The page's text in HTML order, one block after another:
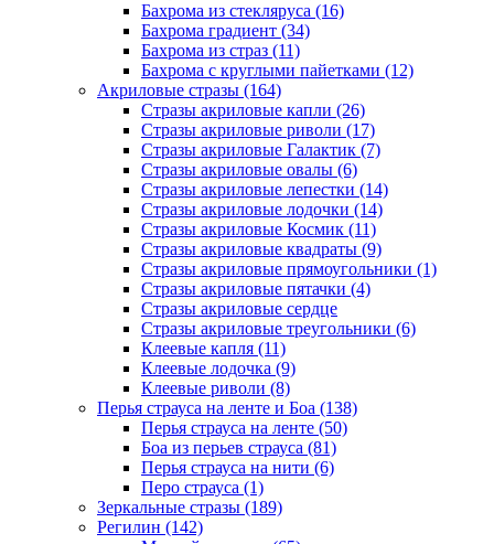
Бахрома из стекляруса (16)
Бахрома градиент (34)
Бахрома из страз (11)
Бахрома с круглыми пайетками (12)
Акриловые стразы (164)
Стразы акриловые капли (26)
Стразы акриловые риволи (17)
Стразы акриловые Галактик (7)
Стразы акриловые овалы (6)
Стразы акриловые лепестки (14)
Стразы акриловые лодочки (14)
Стразы акриловые Космик (11)
Стразы акриловые квадраты (9)
Стразы акриловые прямоугольники (1)
Стразы акриловые пятачки (4)
Стразы акриловые сердце
Стразы акриловые треугольники (6)
Клеевые капля (11)
Клеевые лодочка (9)
Клеевые риволи (8)
Перья страуса на ленте и Боа (138)
Перья страуса на ленте (50)
Боа из перьев страуса (81)
Перья страуса на нити (6)
Перо страуса (1)
Зеркальные стразы (189)
Регилин (142)